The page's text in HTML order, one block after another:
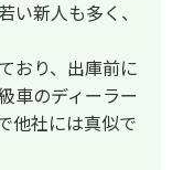
い新人も多く、
おり、出庫前に
車のディーラー
他社には真似で